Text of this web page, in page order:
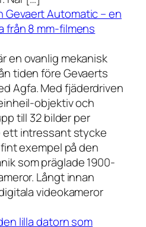
Gevaert Automatic – en
från 8 mm-filmens
en ovanlig mekanisk
tiden före Gevaerts
Agfa. Med fjäderdriven
objektiv och
till 32 bilder per
ett intressant stycke
exempel på den
som präglade 1900-
Långt innan
videokameror
lilla datorn som